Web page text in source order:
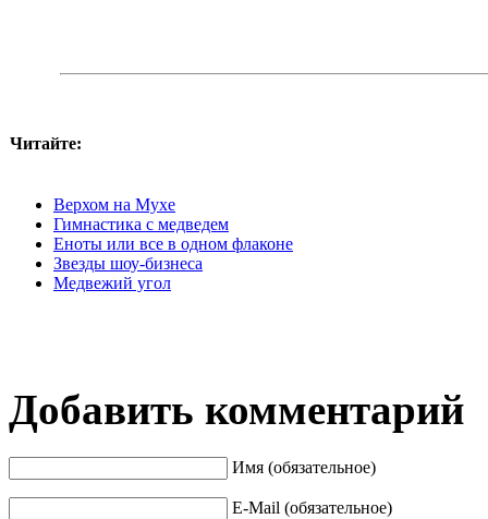
Читайте:
Верхом на Мухе
Гимнастика с медведем
Еноты или все в одном флаконе
Звезды шоу-бизнеса
Медвежий угол
Добавить комментарий
Имя (обязательное)
E-Mail (обязательное)